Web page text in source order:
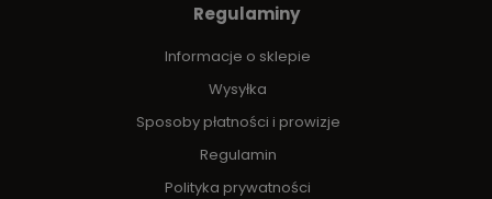
Regulaminy
Informacje o sklepie
Wysyłka
Sposoby płatności i prowizje
Regulamin
Polityka prywatności